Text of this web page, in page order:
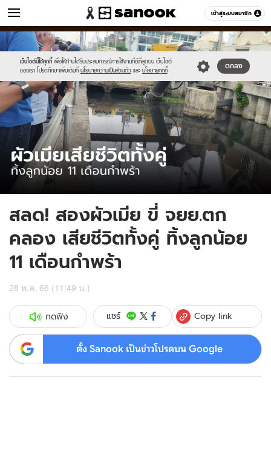
เข้าสู่ระบบสมาชิก
ข่าว หมวดอื่นๆ
เว็บไซต์นี้ใช้คุกกี้ เพื่อให้ท่านได้รับประสบการณ์การใช้งานที่ดีที่สุดบน เว็บไซต์
ของเรา โปรดศึกษาเพิ่มเติมที่ นโยบายความเป็นส่วนตัว และ นโยบายคุกกี้
ตกลง
Sanook
//s.isanook.com/sr/0/images/logo-
new-
sanook.png
600
60
//s.isanook.com/ns/0/ud/1774/8874462/dindang.jpg
สลด! สองผัวเมีย ขี่ จยย.ตก
คลอง เสียชีวิตทั้งคู่ ทิ้งลูกน้อย
11 เดือนกำพร้า
28 พ.ค. 66 (11:49 น.)
กดฟัง แชร์ Copy link
ตั้ง Sanook เป็นข่าวโปรดบน Google